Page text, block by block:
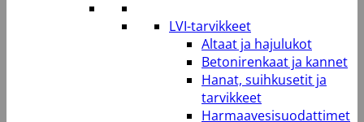
LVI-tarvikkeet
Altaat ja hajulukot
Betonirenkaat ja kannet
Hanat, suihkusetit ja
tarvikkeet
Harmaavesisuodattimet